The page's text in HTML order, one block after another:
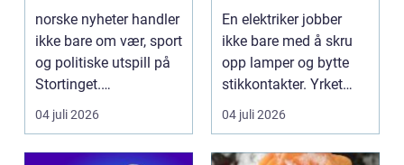
norske nyheter handler
ikke bare om vær, sport
og politiske utspill på
Stortinget.
Nyhetsbildet form...
04 juli 2026
fagkunnskap så
viktig?
En elektriker jobber
ikke bare med å skru
opp lamper og bytte
stikkontakter. Yrket
handler om sikker...
04 juli 2026